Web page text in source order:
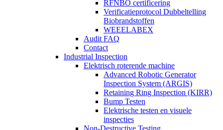
RFNBO certificering
Verificatieprotocol Dubbeltelling
Biobrandstoffen
WEEELABEX
Audit FAQ
Contact
Industrial Inspection
Elektrisch roterende machine
Advanced Robotic Generator
Inspection System (ARGIS)
Retaining Ring Inspection (KIRR)
Bump Testen
Elektrische testen en visuele
inspecties